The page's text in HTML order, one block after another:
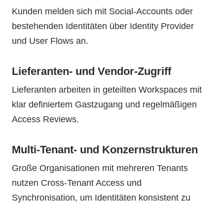
Kunden melden sich mit Social-Accounts oder
bestehenden Identitäten über Identity Provider
und User Flows an.
Lieferanten- und Vendor-Zugriff
Lieferanten arbeiten in geteilten Workspaces mit
klar definiertem Gastzugang und regelmäßigen
Access Reviews.
Multi-Tenant- und Konzernstrukturen
Große Organisationen mit mehreren Tenants
nutzen Cross-Tenant Access und
Synchronisation, um Identitäten konsistent zu